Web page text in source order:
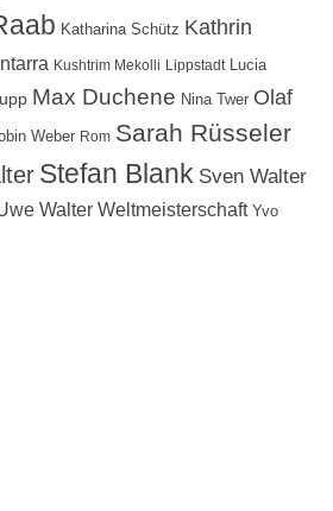
Katharina Schütz Kathrin
Kushtrim Mekolli Lippstadt Lucia
Max Duchene Nina Twer Olaf
Weber Rom Sarah Rüsseler
Stefan Blank Sven Walter
Walter Weltmeisterschaft Yvo